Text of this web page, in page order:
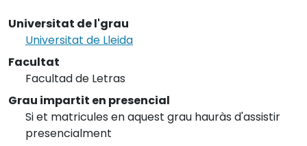
Universitat de l'grau
Universitat de Lleida
Facultat
Facultad de Letras
Grau impartit en presencial
Si et matricules en aquest grau hauràs d'assistir
presencialment